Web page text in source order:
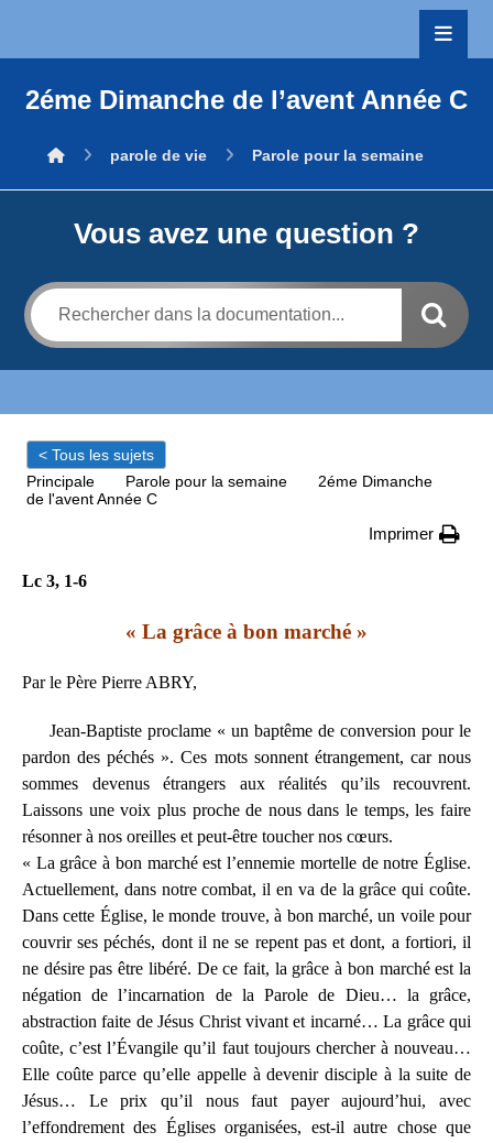
2éme Dimanche de l’avent Année C
parole de vie Parole pour la semaine
Vous avez une question ?
< Tous les sujets
Principale
Parole pour la semaine
2éme Dimanche
de l'avent Année C
Imprimer
Lc 3, 1-6
« La grâce à bon marché »
Par le Père Pierre ABRY,
Jean-Baptiste proclame « un baptême de conversion pour le
pardon des péchés ». Ces mots sonnent étrangement, car nous
sommes devenus étrangers aux réalités qu’ils recouvrent.
Laissons une voix plus proche de nous dans le temps, les faire
résonner à nos oreilles et peut-être toucher nos cœurs.
« La grâce à bon marché est l’ennemie mortelle de notre Église.
Actuellement, dans notre combat, il en va de la grâce qui coûte.
Dans cette Église, le monde trouve, à bon marché, un voile pour
couvrir ses péchés, dont il ne se repent pas et dont, a fortiori, il
ne désire pas être libéré. De ce fait, la grâce à bon marché est la
négation de l’incarnation de la Parole de Dieu… la grâce,
abstraction faite de Jésus Christ vivant et incarné… La grâce qui
coûte, c’est l’Évangile qu’il faut toujours chercher à nouveau…
Elle coûte parce qu’elle appelle à devenir disciple à la suite de
Jésus… Le prix qu’il nous faut payer aujourd’hui, avec
l’effondrement des Églises organisées, est-il autre chose que